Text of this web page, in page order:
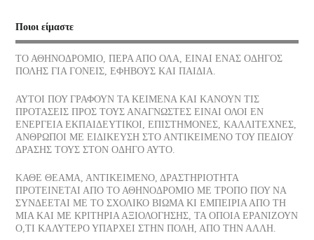
Οι νεώσοικοι του Πειραιά, ένα σοβαρό στήριγμα της αρχαίας
03/07/2026
Το παγωτό, η λιχουδιά του Καλοκαιριού ποια είναι η διατροφική
του αξία
Αφυδάτωση
29/06/2026
Ποιοι είμαστε
ΤΟ ΑΘΗΝΟΔΡΟΜΙΟ, ΠΕΡΑ ΑΠΟ ΟΛΑ, ΕΙΝΑΙ ΕΝΑΣ ΟΔΗΓΟΣ
ΠΟΛΗΣ ΓΙΑ ΓΟΝΕΙΣ, ΕΦΗΒΟΥΣ ΚΑΙ ΠΑΙΔΙΑ.
ΑΥΤΟΙ ΠΟΥ ΓΡΑΦΟΥΝ ΤΑ ΚΕΙΜΕΝΑ ΚΑΙ ΚΑΝΟΥΝ ΤΙΣ
ΠΡΟΤΑΣΕΙΣ ΠΡΟΣ ΤΟΥΣ ΑΝΑΓΝΩΣΤΕΣ ΕΙΝΑΙ ΟΛΟΙ ΕΝ
ΕΝΕΡΓΕΙΑ ΕΚΠΑΙΔΕΥΤΙΚΟΙ, ΕΠΙΣΤΗΜΟΝΕΣ, ΚΑΛΛΙΤΕΧΝΕΣ,
ΑΝΘΡΩΠΟΙ ΜΕ ΕΙΔΙΚΕΥΣΗ ΣΤΟ ΑΝΤΙΚΕΙΜΕΝΟ ΤΟΥ ΠΕΔΙΟΥ
ΔΡΑΣΗΣ ΤΟΥΣ ΣΤΟΝ ΟΔΗΓΟ ΑΥΤΟ.
ΚΑΘΕ ΘΕΑΜΑ, ΑΝΤΙΚΕΙΜΕΝΟ, ΔΡΑΣΤΗΡΙΟΤΗΤΑ
ΠΡΟΤΕΙΝΕΤΑΙ ΑΠΟ ΤΟ ΑΘΗΝΟΔΡΟΜΙΟ ΜΕ ΤΡΟΠΟ ΠΟΥ ΝΑ
ΣΥΝΔΕΕΤΑΙ ΜΕ ΤΟ ΣΧΟΛΙΚΟ ΒΙΩΜΑ ΚΙ ΕΜΠΕΙΡΙΑ ΑΠΟ ΤΗ
ΜΙΑ ΚΑΙ ΜΕ ΚΡΙΤΗΡΙΑ ΑΞΙΟΛΟΓΗΣΗΣ, ΤΑ ΟΠΟΙΑ ΕΡΑΝΙΖΟΥΝ
Ο,ΤΙ ΚΑΛΥΤΕΡΟ ΥΠΑΡΧΕΙ ΣΤΗΝ ΠΟΛΗ, ΑΠΟ ΤΗΝ ΑΛΛΗ.